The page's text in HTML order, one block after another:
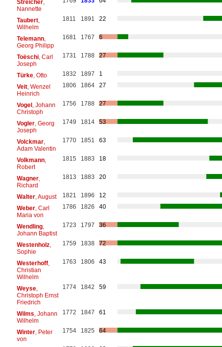
Streicher,
Nannette
Taubert,
Wilhelm
1811 1891 22
Telemann,
Georg Philipp
1681 1767 6
Toëschi, Carl
Joseph
1731 1788 27
Türke, Otto 1832 1897
1
Veit, Wenzel
Heinrich
1806 1864 27
Vogel, Johann
Christoph
1756 1788 27
Vogler, Georg
Joseph
1749 1814 53
Volckmar,
Adam Valentin
1770 1851 63
Volkmann,
Robert
1815 1883 18
Wagner,
Richard
1813 1883 20
Walter, August 1821 1896
12
Weber, Carl
Maria von
1786 1826 40
Wendling,
Johann Baptist
1723 1797 36
Westenholz,
Sophie
1759 1838 72
Westerhoff,
Christian
Wilhelm
1763 1806 43
Weyse,
Christoph Ernst
Friedrich
1774 1842 59
Wilms , Johann
Wilhelm
1772 1847 61
Winter, Peter
von
1754 1825 64